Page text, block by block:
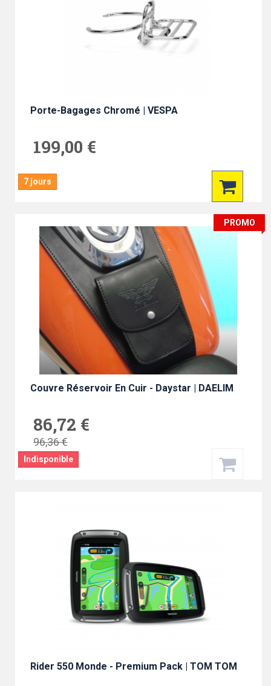
Porte-Bagages Chromé | VESPA
199,00 €
7 jours
PROMO
Couvre Réservoir En Cuir - Daystar | DAELIM
86,72 €
96,36 €
Indisponible
Rider 550 Monde - Premium Pack | TOM TOM